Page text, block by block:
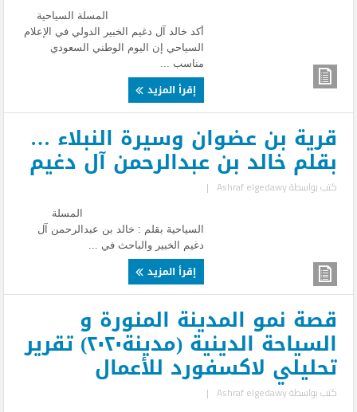
المسلة السياحية
أكد خالد آل دغيم الخبير الدولي في الإعلام
السياحي إن اليوم الوطني السعودي
مناسب ...
إقرأ المزيد
قرية بن عضوان وسيرة النبلاء …
بقلم خالد بن عبدالرحمن آل دغيم
كتب بواسطةAshraf elgedawy
|
المسلة
السياحية بقلم : خالد بن عبدالرحمن آل
دغيم الخبير والباحث في ...
إقرأ المزيد
قصة نمو المدينة المنورة و
السياحة الدينية (مدينة٢٠٢٠) تقرير
تحليلي لاكسفورد للأعمال
كتب بواسطةAshraf elgedawy
|